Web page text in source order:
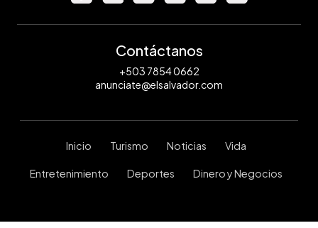
Contáctanos
+503 7854 0662
anunciate@elsalvador.com
Inicio Turismo Noticias Vida
Entretenimiento Deportes Dinero y Negocios